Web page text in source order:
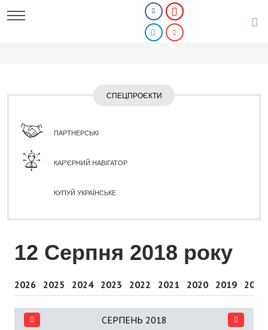
СПЕЦПРОЄКТИ
ПАРТНЕРСЬКІ
КАР'ЄРНИЙ НАВІГАТОР
КУПУЙ УКРАЇНСЬКЕ
12 Серпня 2018 року
2026 2025 2024 2023 2022 2021 2020 2019 2018
СЕРПЕНЬ 2018